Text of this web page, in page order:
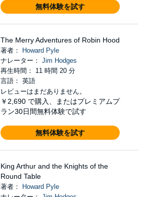
無料体験を試す
The Merry Adventures of Robin Hood
著者：
Howard Pyle
ナレーター： Jim Hodges
再生時間： 11 時間 20 分
言語： 英語
レビューはまだありません。
￥2,690 で購入、またはプレミアムプ
ラン30日間無料体験で試す
無料体験を試す
King Arthur and the Knights of the
Round Table
著者：
Howard Pyle